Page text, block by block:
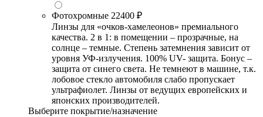
Фотохромные 22400 ₽
Линзы для «очков-хамелеонов» премиального
качества. 2 в 1: в помещении – прозрачные, на
солнце – темные. Степень затемнения зависит от
уровня УФ-излучения. 100% UV- защита. Бонус –
защита от синего света. Не темнеют в машине, т.к.
лобовое стекло автомобиля слабо пропускает
ультрафиолет. Линзы от ведущих европейских и
японских производителей.
Выберите покрытие/назначение